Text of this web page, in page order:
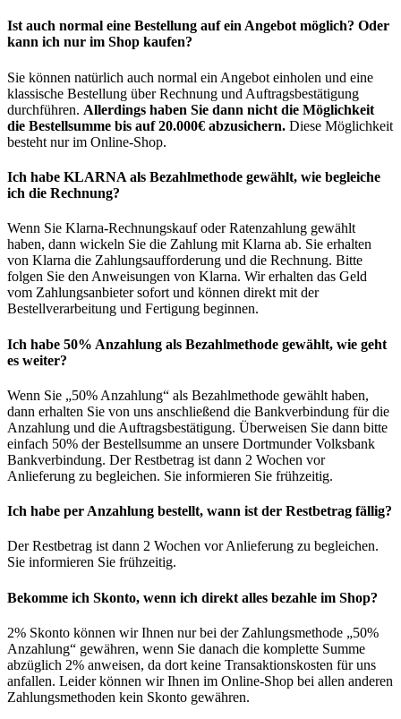
Ist auch normal eine Bestellung auf ein Angebot möglich? Oder
kann ich nur im Shop kaufen?
Sie können natürlich auch normal ein Angebot einholen und eine
klassische Bestellung über Rechnung und Auftragsbestätigung
durchführen. Allerdings haben Sie dann nicht die Möglichkeit
die Bestellsumme bis auf 20.000€ abzusichern. Diese Möglichkeit
besteht nur im Online-Shop.
Ich habe KLARNA als Bezahlmethode gewählt, wie begleiche
ich die Rechnung?
Wenn Sie Klarna-Rechnungskauf oder Ratenzahlung gewählt
haben, dann wickeln Sie die Zahlung mit Klarna ab. Sie erhalten
von Klarna die Zahlungsaufforderung und die Rechnung. Bitte
folgen Sie den Anweisungen von Klarna. Wir erhalten das Geld
vom Zahlungsanbieter sofort und können direkt mit der
Bestellverarbeitung und Fertigung beginnen.
Ich habe 50% Anzahlung als Bezahlmethode gewählt, wie geht
es weiter?
Wenn Sie „50% Anzahlung“ als Bezahlmethode gewählt haben,
dann erhalten Sie von uns anschließend die Bankverbindung für die
Anzahlung und die Auftragsbestätigung. Überweisen Sie dann bitte
einfach 50% der Bestellsumme an unsere Dortmunder Volksbank
Bankverbindung. Der Restbetrag ist dann 2 Wochen vor
Anlieferung zu begleichen. Sie informieren Sie frühzeitig.
Ich habe per Anzahlung bestellt, wann ist der Restbetrag fällig?
Der Restbetrag ist dann 2 Wochen vor Anlieferung zu begleichen.
Sie informieren Sie frühzeitig.
Bekomme ich Skonto, wenn ich direkt alles bezahle im Shop?
2% Skonto können wir Ihnen nur bei der Zahlungsmethode „50%
Anzahlung“ gewähren, wenn Sie danach die komplette Summe
abzüglich 2% anweisen, da dort keine Transaktionskosten für uns
anfallen. Leider können wir Ihnen im Online-Shop bei allen anderen
Zahlungsmethoden kein Skonto gewähren.